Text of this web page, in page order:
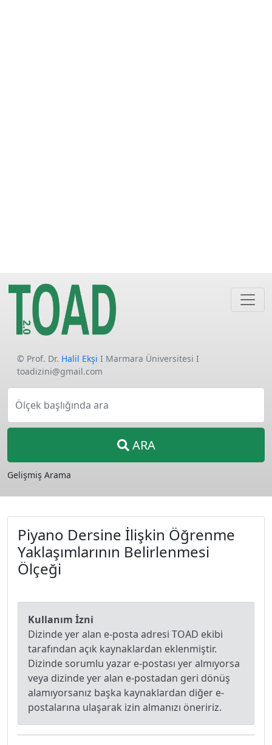
© Prof. Dr. Halil Ekşi I Marmara Üniversitesi I
toadizini@gmail.com
Ölçek başlığında ara
ARA
Gelişmiş Arama
Piyano Dersine İlişkin Öğrenme
Yaklaşımlarının Belirlenmesi
Ölçeği
Kullanım İzni
Dizinde yer alan e-posta adresi TOAD ekibi
tarafından açık kaynaklardan eklenmiştir.
Dizinde sorumlu yazar e-postası yer almıyorsa
veya dizinde yer alan e-postadan geri dönüş
alamıyorsanız başka kaynaklardan diğer e-
postalarına ulaşarak izin almanızı öneririz.